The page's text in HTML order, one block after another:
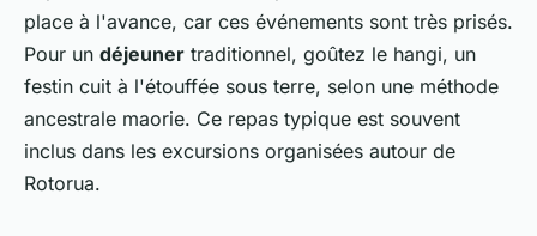
place à l'avance, car ces événements sont très prisés.
Pour un déjeuner traditionnel, goûtez le hangi, un
festin cuit à l'étouffée sous terre, selon une méthode
ancestrale maorie. Ce repas typique est souvent
inclus dans les excursions organisées autour de
Rotorua.